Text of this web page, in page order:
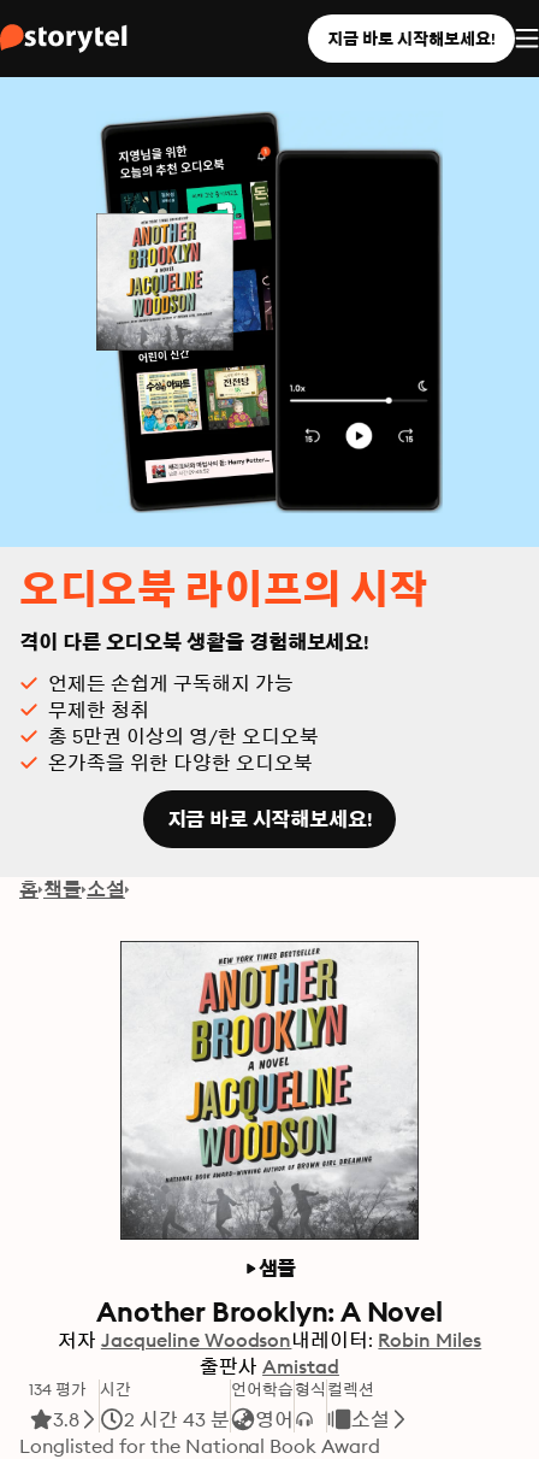
지금 바로 시작해보세요!
오디오북 라이프의 시작
격이 다른 오디오북 생활을 경험해보세요!
언제든 손쉽게 구독해지 가능
무제한 청취
총 5만권 이상의 영/한 오디오북
온가족을 위한 다양한 오디오북
지금 바로 시작해보세요!
홈 책들 소설
샘플
Another Brooklyn: A Novel
저자 Jacqueline Woodson내레이터: Robin Miles
출판사 Amistad
134 평가
3.8
시간
2 시간 43 분
언어학습
영어
형식 컬렉션
소설
Longlisted for the National Book Award